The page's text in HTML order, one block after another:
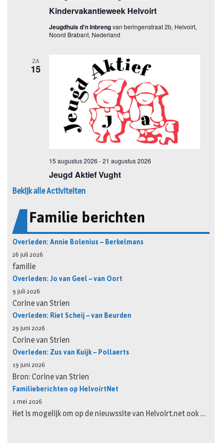
Bekijk alle Activiteiten
Familie berichten
Overleden: Annie Bolenius – Berkelmans
26 juli 2026
familie
Overleden: Jo van Geel – van Oort
9 juli 2026
Corine van Strien
Overleden: Riet Scheij – van Beurden
29 juni 2026
Corine van Strien
Overleden: Zus van Kuijk – Pollaerts
19 juni 2026
Bron: Corine van Strien
Familieberichten op HelvoirtNet
1 mei 2026
Het is mogelijk om op de nieuwssite van Helvoirt.net ook …